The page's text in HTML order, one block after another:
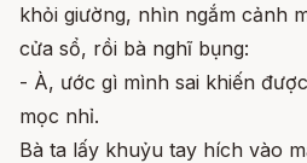
khỏi giường, nhìn ngắm cảnh
cửa sổ, rồi bà nghĩ bụng:
- À, ước gì mình sai khiến
mọc nhỉ.
Bà ta lấy khuỷu tay hích vào